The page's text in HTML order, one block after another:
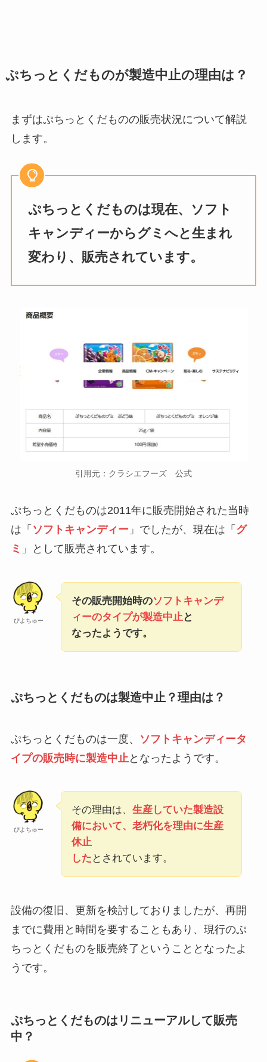
ぷちっとくだものが製造中止の理由は？
まずはぷちっとくだものの販売状況について解説
します。
ぷちっとくだものは現在、ソフト
キャンディーからグミへと生まれ
変わり、販売されています。
引用元：クラシエフーズ 公式
ぷちっとくだものは2011年に販売開始された当時
は「 ソフトキャンディー 」でしたが、現在は「 グ
ミ 」として販売されています。
ぴよちゅー
その販売開始時のソフトキャンデ
ィーのタイプが製造中止と
なったようです。
ぷちっとくだものは製造中止？理由は？
ぷちっとくだものは一度、
ソフトキャンディータ
イプの販売時に製造中止 となったようです。
ぴよちゅー
その理由は、 生産していた製造設
備において、老朽化を理由に生産
休止
した とされています。
設備の復旧、更新を検討しておりましたが、再開
までに費用と時間を要することもあり、現行のぷ
ちっとくだものを販売終了ということとなったよ
うです。
ぷちっとくだものはリニューアルして販売
中？